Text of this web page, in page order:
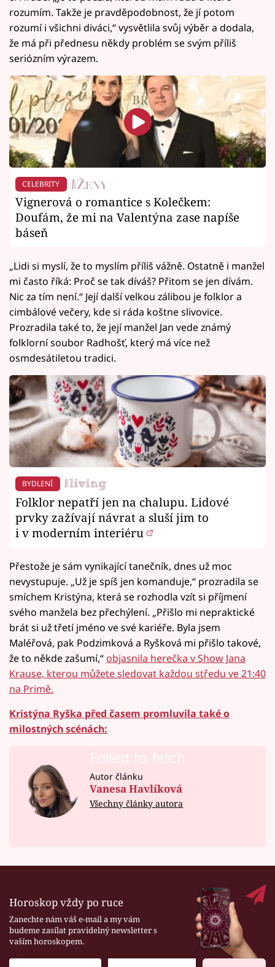
rozumím. Takže je pravděpodobnost, že jí potom
rozumí i všichni diváci,“ vysvětlila svůj výběr a dodala,
že má při přednesu někdy problém se svým příliš
seriózním výrazem.
CELEBRITY
Vignerová o romantice s Kolečkem:
Doufám, že mi na Valentýna zase napíše
báseň
„Lidi si myslí, že to myslím příliš vážně. Ostatně i manžel
mi často říká: Proč se tak díváš? Přitom se jen dívám.
Nic za tím není.“ Její další velkou zálibou je folklor a
cimbálové večery, kde si ráda koštne slivovice.
Prozradila také to, že její manžel Jan vede známý
folklorní soubor Radhošť, který má více než
osmdesátiletou tradici.
BYDLENÍ
Folklor nepatří jen na chalupu. Lidové
prvky zažívají návrat a sluší jim to
i v moderním interiéru
Přestože je sám vynikající tanečník, dnes už moc
nevystupuje. „Už je spíš jen komanduje,“ prozradila se
smíchem Kristýna, která se rozhodla vzít si příjmení
svého manžela bez přechýlení. „Přišlo mi nepraktické
brát si už třetí jméno ve své kariéře. Byla jsem
Maléřová, pak Podzimková a Ryšková mi přišlo takové,
že to někde zašumí,“ objasnila herečka v Show Jana
Krause, kterou můžete sledovat každou středu ve 21:40
na Primě.
Kristýna Ryška před časem promluvila také o
milostných scénách:
Failed to fetch
Autor článku
Vanesa Havlíková
Všechny články autora
Horoskop vždy po ruce
Zanechte nám váš e-mail a my vám
budeme zasílat pravidelný newsletter s
vaším horoskopem.